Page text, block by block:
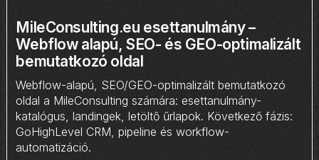
MileConsulting.eu esettanulmány –
Webflow alapú, SEO- és GEO-optimalizált
bemutatkozó oldal
Webflow-alapú, SEO/GEO-optimalizált bemutatkozó
oldal a MileConsulting számára: esettanulmány-
katalógus, landingek, letöltő űrlapok. Következő fázis:
GoHighLevel CRM, pipeline és workflow-
automatizáció.